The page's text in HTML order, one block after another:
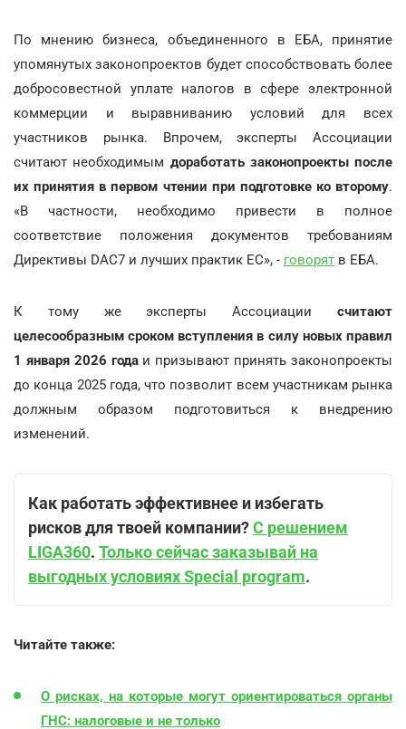
По мнению бизнеса, объединенного в ЕБА, принятие
упомянутых законопроектов будет способствовать более
добросовестной уплате налогов в сфере электронной
коммерции и выравниванию условий для всех
участников рынка. Впрочем, эксперты Ассоциации
считают необходимым доработать законопроекты после
их принятия в первом чтении при подготовке ко второму.
«В частности, необходимо привести в полное
соответствие положения документов требованиям
Директивы DAC7 и лучших практик ЕС», - говорят в ЕБА.
К тому же эксперты Ассоциации считают
целесообразным сроком вступления в силу новых правил
1 января 2026 годаи призывают принять законопроекты
до конца 2025 года, что позволит всем участникам рынка
должным образом подготовиться к внедрению
изменений.
Как работать эффективнее и избегать
рисков для твоей компании?С решением
LIGA360. Только сейчас заказывай на
выгодных условиях Special program.
Читайте также:
О рисках, на которые могут ориентироваться органы
ГНС: налоговые и не только